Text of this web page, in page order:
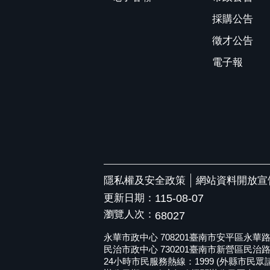
採購公告
徵才公告
電子報
隱私權及安全政策
網站資料開放宣
更新日期： 115-08-07
瀏覽人次： 68027
永華市政中心 708201臺南市安平區永華
民治市政中心 730201臺南市新營區民治
24小時市民服務熱線：1999 (外縣市民眾